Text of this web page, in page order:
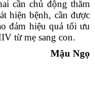
cần chủ động thăm
hiện bệnh, cần được
đảm hiệu quả tối ưu
từ mẹ sang con.
Mậu Ngọ